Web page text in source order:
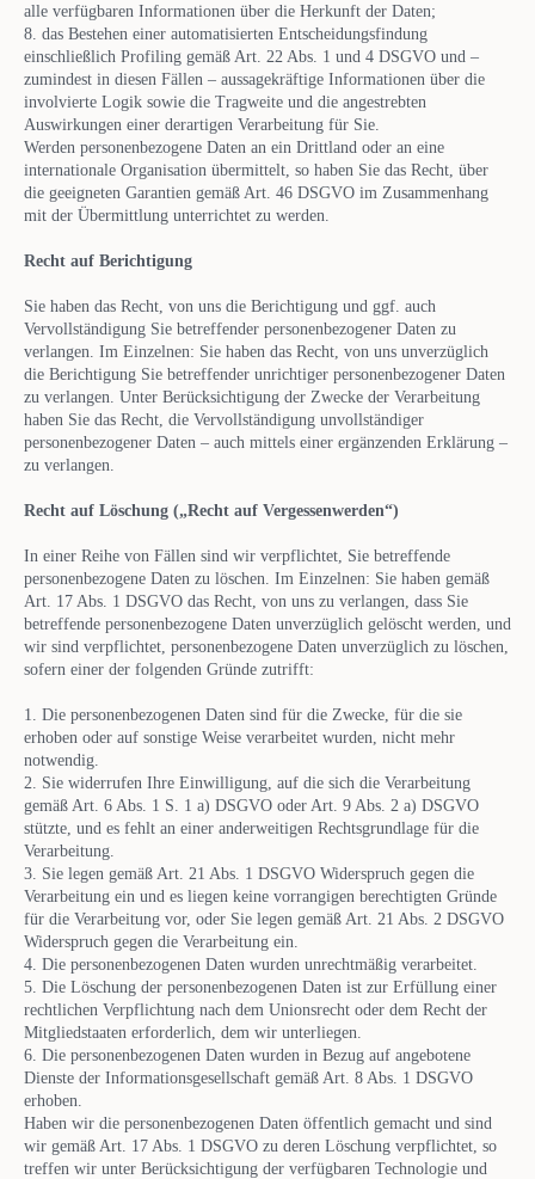
alle verfügbaren Informationen über die Herkunft der Daten;
8. das Bestehen einer automatisierten Entscheidungsfindung
einschließlich Profiling gemäß Art. 22 Abs. 1 und 4 DSGVO und –
zumindest in diesen Fällen – aussagekräftige Informationen über die
involvierte Logik sowie die Tragweite und die angestrebten
Auswirkungen einer derartigen Verarbeitung für Sie.
Werden personenbezogene Daten an ein Drittland oder an eine
internationale Organisation übermittelt, so haben Sie das Recht, über
die geeigneten Garantien gemäß Art. 46 DSGVO im Zusammenhang
mit der Übermittlung unterrichtet zu werden.
Recht auf Berichtigung
Sie haben das Recht, von uns die Berichtigung und ggf. auch
Vervollständigung Sie betreffender personenbezogener Daten zu
verlangen. Im Einzelnen: Sie haben das Recht, von uns unverzüglich
die Berichtigung Sie betreffender unrichtiger personenbezogener Daten
zu verlangen. Unter Berücksichtigung der Zwecke der Verarbeitung
haben Sie das Recht, die Vervollständigung unvollständiger
personenbezogener Daten – auch mittels einer ergänzenden Erklärung –
zu verlangen.
Recht auf Löschung („Recht auf Vergessenwerden“)
In einer Reihe von Fällen sind wir verpflichtet, Sie betreffende
personenbezogene Daten zu löschen. Im Einzelnen: Sie haben gemäß
Art. 17 Abs. 1 DSGVO das Recht, von uns zu verlangen, dass Sie
betreffende personenbezogene Daten unverzüglich gelöscht werden, und
wir sind verpflichtet, personenbezogene Daten unverzüglich zu löschen,
sofern einer der folgenden Gründe zutrifft:
1. Die personenbezogenen Daten sind für die Zwecke, für die sie
erhoben oder auf sonstige Weise verarbeitet wurden, nicht mehr
notwendig.
2. Sie widerrufen Ihre Einwilligung, auf die sich die Verarbeitung
gemäß Art. 6 Abs. 1 S. 1 a) DSGVO oder Art. 9 Abs. 2 a) DSGVO
stützte, und es fehlt an einer anderweitigen Rechtsgrundlage für die
Verarbeitung.
3. Sie legen gemäß Art. 21 Abs. 1 DSGVO Widerspruch gegen die
Verarbeitung ein und es liegen keine vorrangigen berechtigten Gründe
für die Verarbeitung vor, oder Sie legen gemäß Art. 21 Abs. 2 DSGVO
Widerspruch gegen die Verarbeitung ein.
4. Die personenbezogenen Daten wurden unrechtmäßig verarbeitet.
5. Die Löschung der personenbezogenen Daten ist zur Erfüllung einer
rechtlichen Verpflichtung nach dem Unionsrecht oder dem Recht der
Mitgliedstaaten erforderlich, dem wir unterliegen.
6. Die personenbezogenen Daten wurden in Bezug auf angebotene
Dienste der Informationsgesellschaft gemäß Art. 8 Abs. 1 DSGVO
erhoben.
Haben wir die personenbezogenen Daten öffentlich gemacht und sind
wir gemäß Art. 17 Abs. 1 DSGVO zu deren Löschung verpflichtet, so
treffen wir unter Berücksichtigung der verfügbaren Technologie und